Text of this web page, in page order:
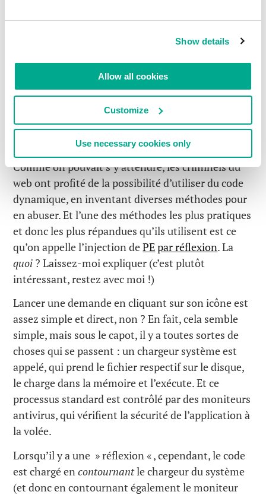
Show details
Allow all cookies
Customize
Use necessary cookies only
code dans la mémoire de processus (ou même
dans une autre mémoire de processus fiable) et de
Ce n’est pas vraiment une bonne idée du point de
vue de la sécurité, mais bon… C’est comme ça que
des millions d’applications écrites dans Java, .NET,
PHP, Python et autres langages et pour d’autres
plateformes fonctionnent depuis des décennies.
Comme on pouvait s’y attendre, les criminels du
web ont profité de la possibilité d’utiliser du code
dynamique, en inventant diverses méthodes pour
en abuser. Et l’une des méthodes les plus pratiques
et donc les plus répandues qu’ils utilisent est ce
qu’on appelle l’injection dePEpar réflexion. La
quoi ? Laissez-moi expliquer (c’est plutôt
intéressant, restez avec moi !)
Lancer une demande en cliquant sur son icône est
assez simple et direct, non ? En fait, cela semble
simple, mais sous le capot, il y a toutes sortes de
choses qui se passent : un chargeur système est
appelé, qui prend le fichier respectif sur le disque,
le charge dans la mémoire et l’exécute. Et ce
processus standard est contrôlé par des moniteurs
antivirus, qui vérifient la sécurité de l’application à
la volée.
Lorsqu’il y a une » réflexion « , cependant, le code
est chargé encontournantle chargeur du système
(et donc en contournant également le moniteur